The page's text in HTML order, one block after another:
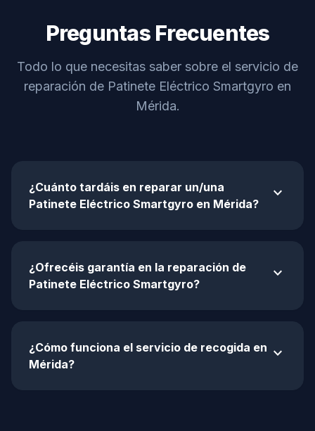
Preguntas Frecuentes
Todo lo que necesitas saber sobre el servicio de
reparación de Patinete Eléctrico Smartgyro en
Mérida.
¿Cuánto tardáis en reparar un/una
Patinete Eléctrico Smartgyro en Mérida?
expand_more
¿Ofrecéis garantía en la reparación de
Patinete Eléctrico Smartgyro?
expand_more
¿Cómo funciona el servicio de recogida en
Mérida?
expand_more